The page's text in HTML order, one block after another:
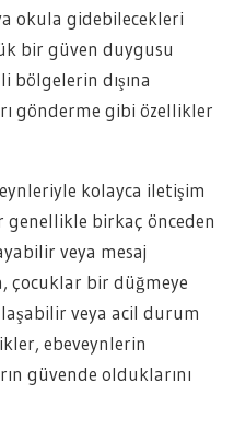
okula gidebilecekleri
bir güven duygusu
bölgelerin dışına
gönderme gibi özellikler
kolayca iletişim
genellikle birkaç önceden
veya mesaj
çocuklar bir düğmeye
veya acil durum
ebeveynlerin
güvende olduklarını